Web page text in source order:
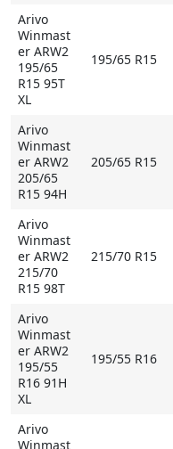
Arivo
Winmast
er ARW2
195/65
R15 95T
XL
195/65 R15
Arivo
Winmast
er ARW2
205/65
R15 94H
205/65 R15
Arivo
Winmast
er ARW2
215/70
R15 98T
215/70 R15
Arivo
Winmast
er ARW2
195/55
R16 91H
XL
195/55 R16
Arivo
Winmast